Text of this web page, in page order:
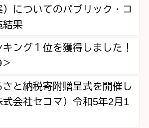
についてのパブリック・コ
結果
キング１位を獲得しました！
と納税寄附贈呈式を開催し
式会社セコマ）令和5年2月1